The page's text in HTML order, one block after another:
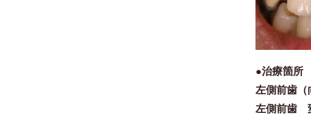
●治療箇
左側前歯
左側前歯